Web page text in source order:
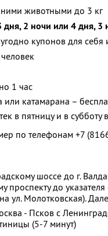
животными до 3 кг
дня, 2 ночи или 4 дня, 3
купонов для себя
1 час
катамарана –
в пятницу и в субботу
по телефонам +7
шоссе до г.
проспекту до
ул. Молотковская).
- Псков с
(5-7 минут)